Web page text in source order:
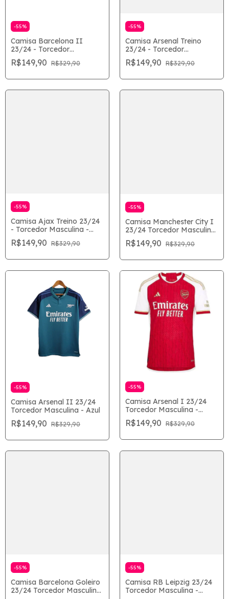
-55%
Camisa Barcelona II
23/24 - Torcedor
Masculina - Branco
R$149,90 R$329,90
-55%
Camisa Arsenal Treino
23/24 - Torcedor
Masculina - Branco
R$149,90 R$329,90
-55%
Camisa Ajax Treino 23/24
- Torcedor Masculina -
Azul
R$149,90 R$329,90
-55%
Camisa Manchester City I
23/24 Torcedor Masculina
- Azul
R$149,90 R$329,90
-55%
Camisa Arsenal II 23/24
Torcedor Masculina - Azul
R$149,90 R$329,90
-55%
Camisa Arsenal I 23/24
Torcedor Masculina -
Vermelho
R$149,90 R$329,90
-55%
Camisa Barcelona Goleiro
23/24 Torcedor Masculina
-55%
Camisa RB Leipzig 23/24
Torcedor Masculina -